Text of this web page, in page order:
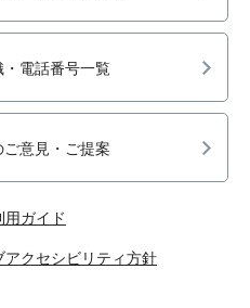
・電話番号一覧
ご意見・ご提案
用ガイド
アクセシビリティ方針